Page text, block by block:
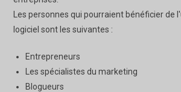
Les personnes qui pourraient bénéficier de
logiciel sont les suivantes :
Entrepreneurs
Les spécialistes du marketing
Blogueurs